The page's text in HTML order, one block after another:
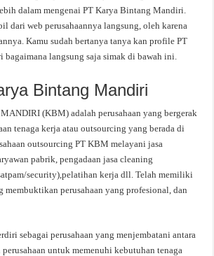
dalam mengenai PT Karya Bintang Mandiri.
dari web perusahaannya langsung, oleh karena
Kamu sudah bertanya tanya kan profile PT
langsung saja simak di bawah ini.
Bintang Mandiri
(KBM) adalah perusahaan yang bergerak
tenaga kerja atau outsourcing yang berada di
outsourcing PT KBM melayani jasa
pabrik, pengadaan jasa cleaning
security),pelatihan kerja dll. Telah memiliki
membuktikan perusahaan yang profesional, dan
sebagai perusahaan yang menjembatani antara
untuk memenuhi kebutuhan tenaga